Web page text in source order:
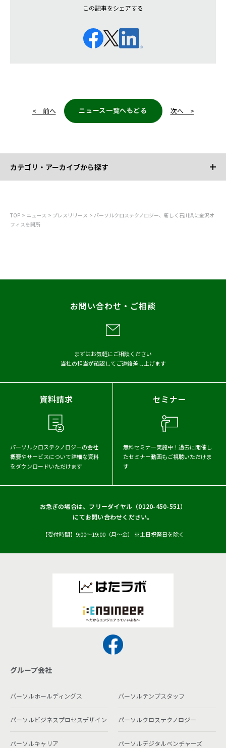
カテゴリ・アーカイブから探す
メディア掲載
2026年 2025年
2024年
2023年
2022年
2021年
2020年
2018年
2017年
この記事をシェアする
< 前へ ニュース一覧へもどる 次へ >
TOP ニュース プレスリリース
パーソルクロステクノロジー、新しく石川県に金沢オ
フィスを開所
お問い合わせ・ご相談
まずはお気軽にご相談ください
当社の担当が確認してご連絡差し上げます
資料請求
パーソルクロステクノロジーの会社
概要やサービスについて詳細な資料
をダウンロードいただけます
セミナー
無料セミナー実施中！ 過去に開催し
たセミナー動画もご視聴いただけま
す
お急ぎの場合は、フリーダイヤル（0120-450-551）
にてお問い合わせください。
【受付時間】9:00〜19:00（月〜金） ※土日祝祭日を除く
グループ会社
パーソルホールディングス パーソルテンプスタッフ
パーソルビジネスプロセスデザイン パーソルクロステクノロジー
パーソルキャリア パーソルデジタルベンチャーズ